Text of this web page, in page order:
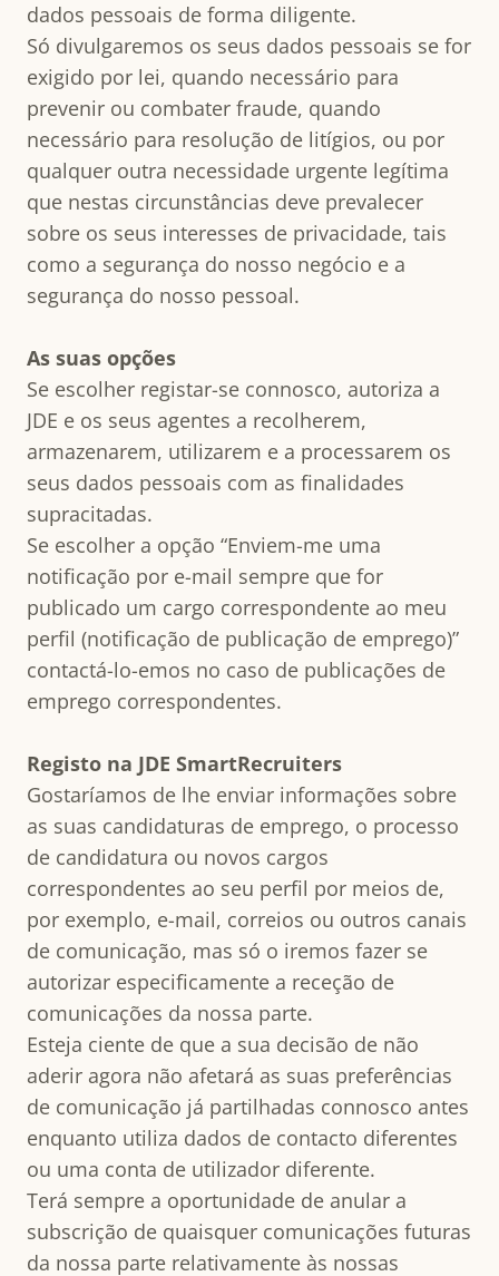
dados pessoais de forma diligente.
Só divulgaremos os seus dados pessoais se for
exigido por lei, quando necessário para
prevenir ou combater fraude, quando
necessário para resolução de litígios, ou por
qualquer outra necessidade urgente legítima
que nestas circunstâncias deve prevalecer
sobre os seus interesses de privacidade, tais
como a segurança do nosso negócio e a
segurança do nosso pessoal.
As suas opções
Se escolher registar-se connosco, autoriza a
JDE e os seus agentes a recolherem,
armazenarem, utilizarem e a processarem os
seus dados pessoais com as finalidades
supracitadas.
Se escolher a opção “Enviem-me uma
notificação por e-mail sempre que for
publicado um cargo correspondente ao meu
perfil (notificação de publicação de emprego)”
contactá-lo-emos no caso de publicações de
emprego correspondentes.
Registo na JDE SmartRecruiters
Gostaríamos de lhe enviar informações sobre
as suas candidaturas de emprego, o processo
de candidatura ou novos cargos
correspondentes ao seu perfil por meios de,
por exemplo, e-mail, correios ou outros canais
de comunicação, mas só o iremos fazer se
autorizar especificamente a receção de
comunicações da nossa parte.
Esteja ciente de que a sua decisão de não
aderir agora não afetará as suas preferências
de comunicação já partilhadas connosco antes
enquanto utiliza dados de contacto diferentes
ou uma conta de utilizador diferente.
Terá sempre a oportunidade de anular a
subscrição de quaisquer comunicações futuras
da nossa parte relativamente às nossas